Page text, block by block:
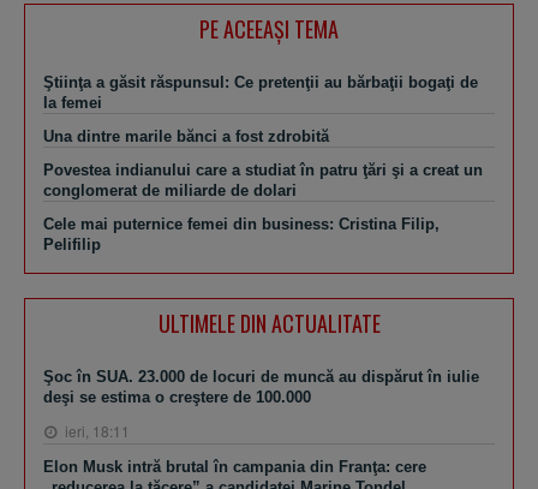
PE ACEEAŞI TEMA
Ştiinţa a găsit răspunsul: Ce pretenţii au bărbaţii bogaţi de
la femei
Una dintre marile bănci a fost zdrobită
Povestea indianului care a studiat în patru ţări şi a creat un
conglomerat de miliarde de dolari
Cele mai puternice femei din business: Cristina Filip,
Pelifilip
ULTIMELE DIN ACTUALITATE
Şoc în SUA. 23.000 de locuri de muncă au dispărut în iulie
deşi se estima o creştere de 100.000
ieri, 18:11
Elon Musk intră brutal în campania din Franţa: cere